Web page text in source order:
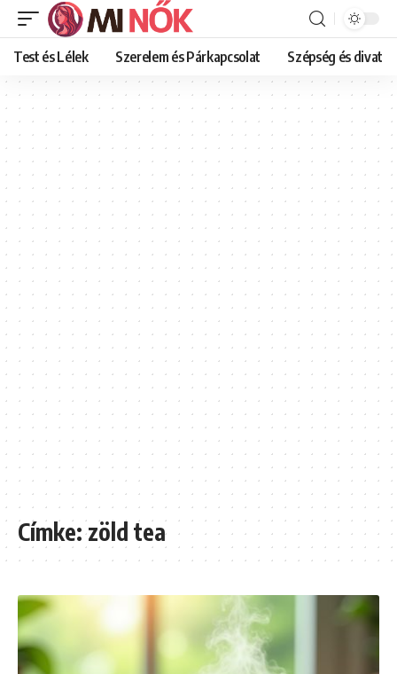
Test és Lélek Szerelem és Párkapcsolat Szépség és divat
Címke:zöld tea